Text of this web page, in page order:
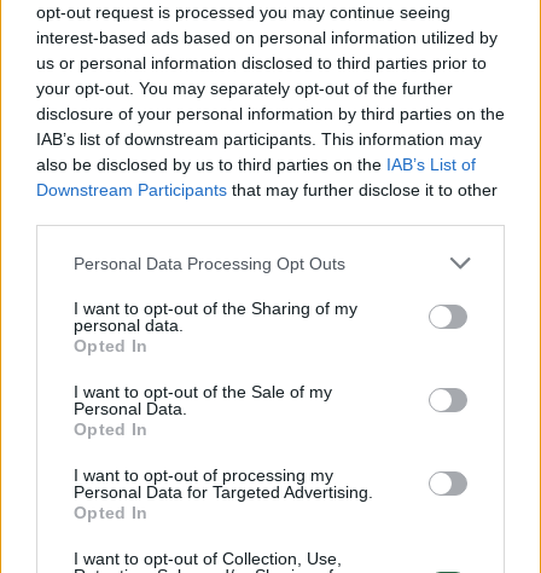
opt-out request is processed you may continue seeing
interest-based ads based on personal information utilized by
us or personal information disclosed to third parties prior to
your opt-out. You may separately opt-out of the further
disclosure of your personal information by third parties on the
IAB’s list of downstream participants. This information may
also be disclosed by us to third parties on the IAB’s List of
Downstream Participants that may further disclose it to other
Personal Data Processing Opt Outs
I want to opt-out of the Sharing of my
personal data.
Opted In
I want to opt-out of the Sale of my
Personal Data.
Opted In
I want to opt-out of processing my
Personal Data for Targeted Advertising.
Opted In
I want to opt-out of Collection, Use,
Žiūrimiausi įrašai
00:00:30
Vaizdai iš tragiškos avarijos Vilniaus r.: dviejų moterų ir
vaiko gyvybių išgelbėti nepavyko
Žinios | Lietuvos diena
Savaitės vidurys nusimato karštas: temperatūra kils iki
32 laipsnių šilumos
Žinios | Orai
00:00:59
Nufilmavo, kaip patvino Vilniaus Vakarinis aplinkkelis: